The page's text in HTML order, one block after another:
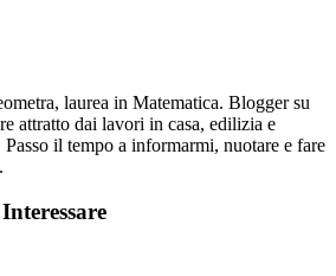
laurea in Matematica. Blogger su
attratto dai lavori in casa, edilizia e
Passo il tempo a informarmi, nuotare e fare